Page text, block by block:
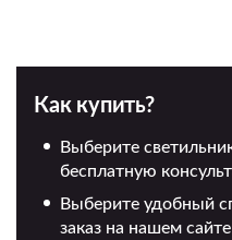
Как купить?
Выберите
бесплатную
Выберите удобный
заказ на нашем сайте